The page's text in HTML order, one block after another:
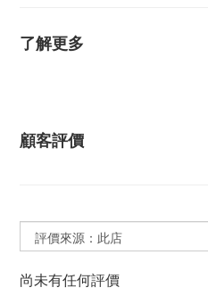
了解更多
顧客評價
尚未有任何評價